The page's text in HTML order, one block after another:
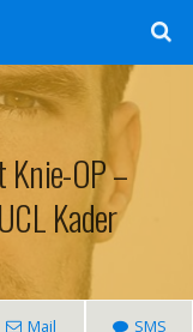
OP –
Kader
Mail SMS